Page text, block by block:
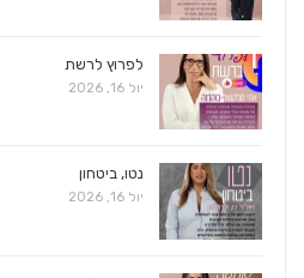
לפרוץ לרשת
יול 16, 2026
נטו, ביטחון
יול 16, 2026